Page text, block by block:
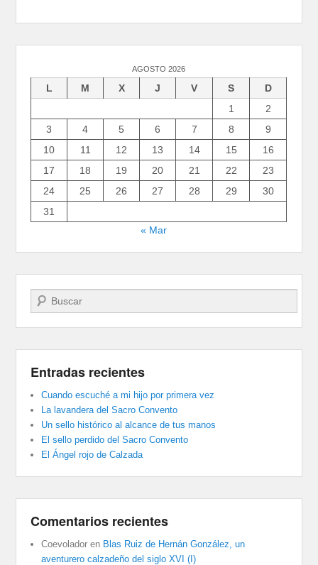
AGOSTO 2026
L M X J V S
D
1
2
3
4 5 6 7 8
9
10
11 12 13 14 15
16
17
18 19 20 21 22
23
24
25 26 27 28 29
30
31
« Mar
Buscar
Entradas recientes
Cuando escuché a mi hijo por primera vez
La lavandera del Sacro Convento
Un sello histórico al alcance de tus manos
El sello perdido del Sacro Convento
El Ángel rojo de Calzada
Comentarios recientes
Coevolador en Blas Ruiz de Hernán González, un
aventurero calzadeño del siglo XVI (I)